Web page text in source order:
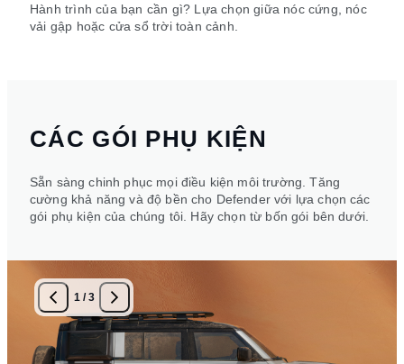
Hành trình của bạn cần gì? Lựa chọn giữa nóc cứng, nóc
vải gập hoặc cửa sổ trời toàn cảnh.
CÁC GÓI PHỤ KIỆN
Sẵn sàng chinh phục mọi điều kiện môi trường. Tăng
cường khả năng và độ bền cho Defender với lựa chọn các
gói phụ kiện của chúng tôi. Hãy chọn từ bốn gói bên dưới.
1/3